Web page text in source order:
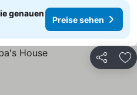
genauen
Preise sehen
Teilen